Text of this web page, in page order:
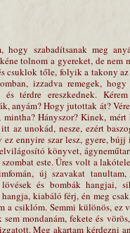
hogy szabadítsanak meg
tolnom a gyereket, de
csuklok tőle, folyik a takony
izzadva remegek,
térdre ereszkednek.
anyám? Hogy jutottak át?
Hányszor? Kinek,
itt az unokád, nesze, ezért
ennyire szar lesz, gyere,
könyvet,
este. Üres volt a
új szavakat
és bombák hangjai,
kiabáló férj, én meg
a csiklóm. Semmi különös,
sem mondanám, fekete és
Meg akartam kérdezni